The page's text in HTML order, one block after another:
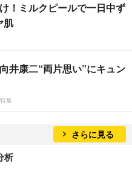
！ミルクピールで一日中ず
肌
井康二“両片思い”にキュン
集
さらに見る
析